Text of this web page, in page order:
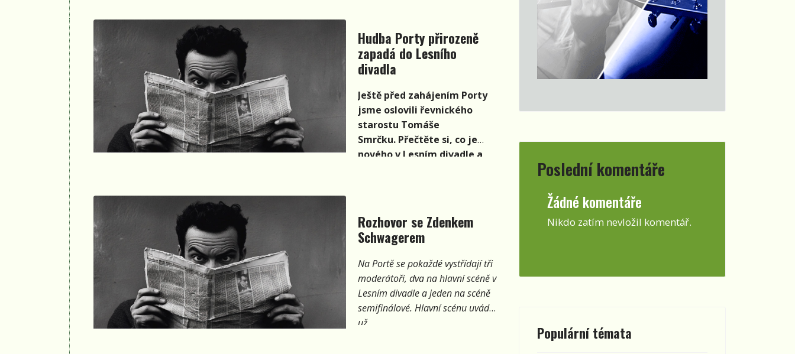
Hudba Porty přirozeně
zapadá do Lesního
divadla
Ještě před zahájením Porty
jsme oslovili řevnického
starostu Tomáše
Smrčku. Přečtěte si, co je
nového v Lesním divadle a
Rozhovor se Zdenkem
Schwagerem
Na Portě se pokaždé vystřídají tři
moderátoři, dva na hlavní scéně v
Lesním divadle a jeden na scéně
semifinálové. Hlavní scénu uvádí
už
Poslední komentáře
Žádné komentáře
Nikdo zatím nevložil komentář.
Populární témata